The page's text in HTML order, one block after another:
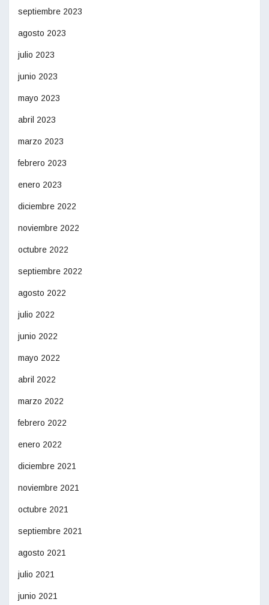
septiembre 2023
agosto 2023
julio 2023
junio 2023
mayo 2023
abril 2023
marzo 2023
febrero 2023
enero 2023
diciembre 2022
noviembre 2022
octubre 2022
septiembre 2022
agosto 2022
julio 2022
junio 2022
mayo 2022
abril 2022
marzo 2022
febrero 2022
enero 2022
diciembre 2021
noviembre 2021
octubre 2021
septiembre 2021
agosto 2021
julio 2021
junio 2021